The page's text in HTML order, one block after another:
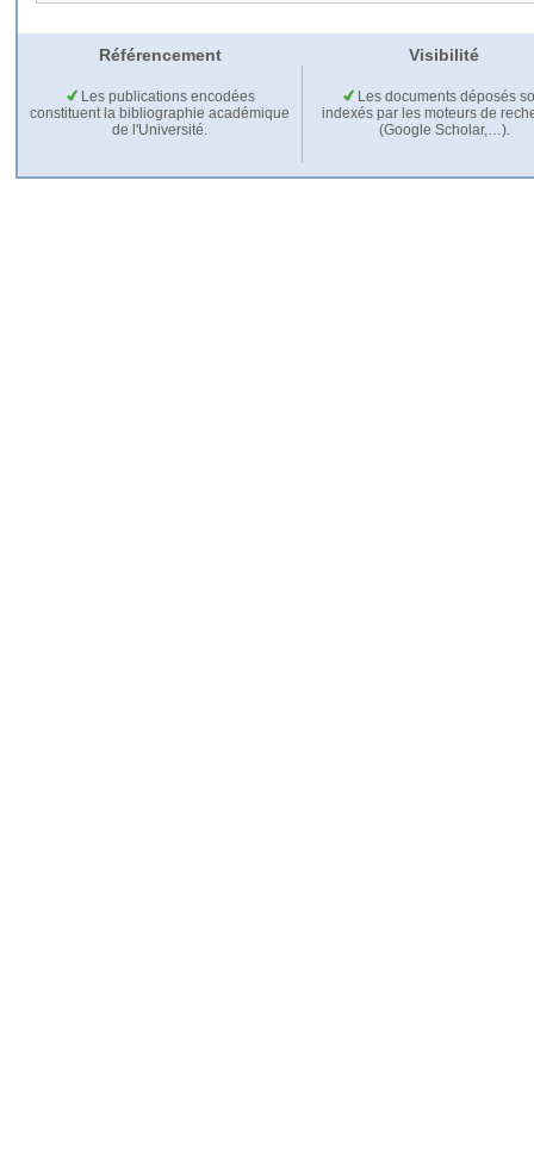
Référencement Visibilité
Les publications encodées
constituent la bibliographie académique
de l'Université.
Les documents déposés
indexés par les moteurs de
(Google Scholar,…).